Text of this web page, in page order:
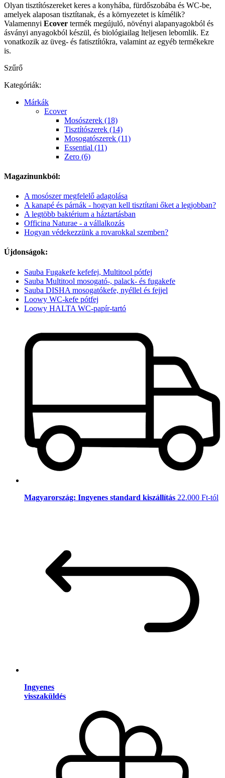
Olyan tisztítószereket keres a konyhába, fürdőszobába és WC-be,
amelyek alaposan tisztítanak, és a környezetet is kímélik?
Valamennyi Ecover termék megújuló, növényi alapanyagokból és
ásványi anyagokból készül, és biológiailag lteljesen lebomlik. Ez
vonatkozik az üveg- és fatisztítókra, valamint az egyéb termékekre
is.
Szűrő
Kategóriák:
Márkák
Ecover
Mosószerek (18)
Tisztítószerek (14)
Mosogatószerek (11)
Essential (11)
Zero (6)
Magazinunkból:
A mosószer megfelelő adagolása
A kanapé és párnák - hogyan kell tisztítani őket a legjobban?
A legtöbb baktérium a háztartásban
Officina Naturae - a vállalkozás
Hogyan védekezzünk a rovarokkal szemben?
Újdonságok:
Sauba Fugakefe kefefej, Multitool pótfej
Sauba Multitool mosogató-, palack- és fugakefe
Sauba DISHA mosogatókefe, nyéllel és fejjel
Loowy WC-kefe pótfej
Loowy HALTA WC-papír-tartó
Magyarország: Ingyenes standard kiszállítás 22.000 Ft-tól
Ingyenes
visszaküldés